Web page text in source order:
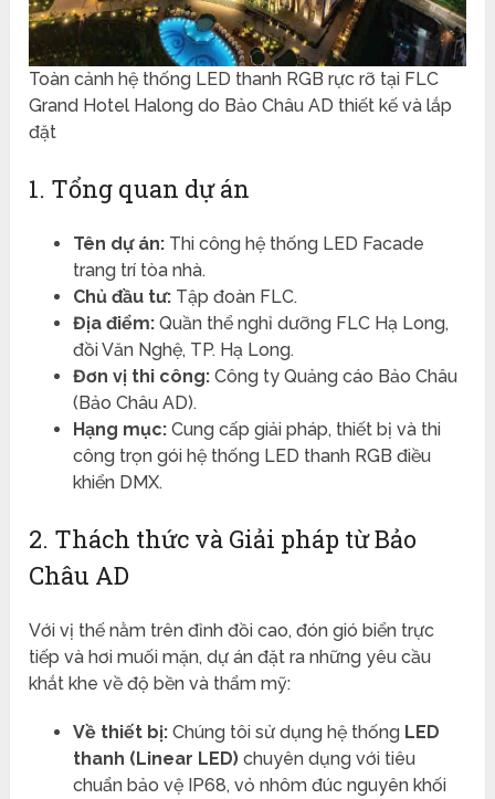
Toàn cảnh hệ thống LED thanh RGB rực rỡ tại FLC
Grand Hotel Halong do Bảo Châu AD thiết kế và lắp
đặt
1. Tổng quan dự án
Tên dự án: Thi công hệ thống LED Facade
trang trí tòa nhà.
Chủ đầu tư: Tập đoàn FLC.
Địa điểm: Quần thể nghỉ dưỡng FLC Hạ Long,
đồi Văn Nghệ, TP. Hạ Long.
Đơn vị thi công: Công ty Quảng cáo Bảo Châu
(Bảo Châu AD).
Hạng mục: Cung cấp giải pháp, thiết bị và thi
công trọn gói hệ thống LED thanh RGB điều
khiển DMX.
2. Thách thức và Giải pháp từ Bảo
Châu AD
Với vị thế nằm trên đỉnh đồi cao, đón gió biển trực
tiếp và hơi muối mặn, dự án đặt ra những yêu cầu
khắt khe về độ bền và thẩm mỹ:
Về thiết bị: Chúng tôi sử dụng hệ thống LED
thanh (Linear LED) chuyên dụng với tiêu
chuẩn bảo vệ IP68, vỏ nhôm đúc nguyên khối